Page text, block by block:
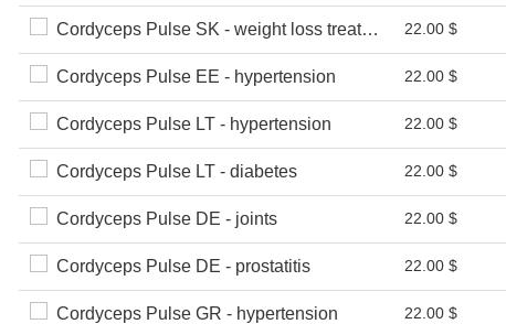
Cordyceps Pulse SK - weight loss treatment 22.00 $
Cordyceps Pulse EE - hypertension 22.00 $
Cordyceps Pulse LT - hypertension 22.00 $
Cordyceps Pulse LT - diabetes 22.00 $
Cordyceps Pulse DE - joints 22.00 $
Cordyceps Pulse DE - prostatitis 22.00 $
Cordyceps Pulse GR - hypertension 22.00 $